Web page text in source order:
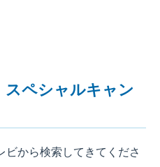
スペシャルキャン
ビから検索してきてくださ